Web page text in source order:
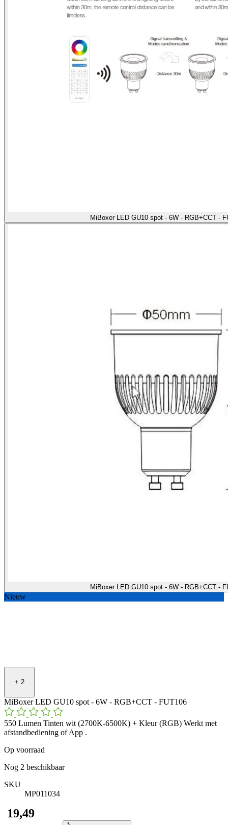
MiBoxer LED GU10 spot - 6W - RGB+CCT -
MiBoxer LED GU10 spot - 6W - RGB+CCT -
Nieuw
+ 2
MiBoxer LED GU10 spot - 6W - RGB+CCT - FUT106
550 Lumen Tinten wit (2700K-6500K) + Kleur (RGB) Werkt met
afstandbediening of App .
Op voorraad
Nog 2 beschikbaar
SKU
MP011034
​ 19,49